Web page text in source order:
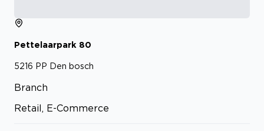
Pettelaarpark 80
5216 PP Den bosch
Branch
Retail, E-Commerce